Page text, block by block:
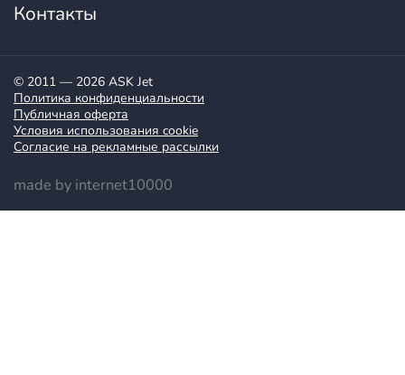
Контакты
© 2011 — 2026 ASK Jet
Политика конфиденциальности
Публичная оферта
Условия использования cookie
Согласие на рекламные рассылки
made by internet10000